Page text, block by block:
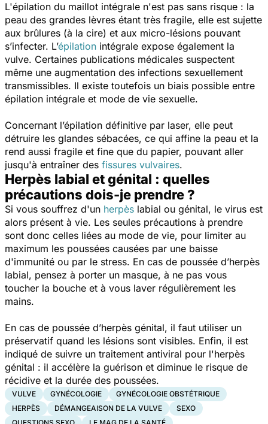
L'épilation du maillot intégrale n'est pas sans risque : la
peau des grandes lèvres étant très fragile, elle est sujette
aux brûlures (à la cire) et aux micro-lésions pouvant
s’infecter. L’épilation intégrale expose également la
vulve. Certaines publications médicales suspectent
même une augmentation des infections sexuellement
transmissibles. Il existe toutefois un biais possible entre
épilation intégrale et mode de vie sexuelle.
Concernant l’épilation définitive par laser, elle peut
détruire les glandes sébacées, ce qui affine la peau et la
rend aussi fragile et fine que du papier, pouvant aller
jusqu'à entraîner des fissures vulvaires.
Herpès labial et génital : quelles
précautions dois-je prendre ?
Si vous souffrez d'un herpès labial ou génital, le virus est
alors présent à vie. Les seules précautions à prendre
sont donc celles liées au mode de vie, pour limiter au
maximum les poussées causées par une baisse
d'immunité ou par le stress. En cas de poussée d’herpès
labial, pensez à porter un masque, à ne pas vous
toucher la bouche et à vous laver régulièrement les
mains.
En cas de poussée d’herpès génital, il faut utiliser un
préservatif quand les lésions sont visibles. Enfin, il est
indiqué de suivre un traitement antiviral pour l'herpès
génital : il accélère la guérison et diminue le risque de
récidive et la durée des poussées.
VULVE GYNÉCOLOGIE
GYNÉCOLOGIE OBSTÉTRIQUE
HERPÈS
DÉMANGEAISON DE LA VULVE
SEXO